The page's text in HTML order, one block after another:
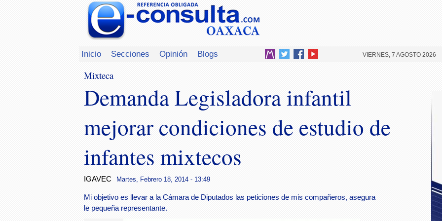
Inicio Secciones Opinión Blogs VIERNES, 7 AGOSTO 2026
Mixteca
Demanda Legisladora infantil
mejorar condiciones de estudio de
infantes mixtecos
IGAVEC Martes, Febrero 18, 2014 - 13:49
Mi objetivo es llevar a la Cámara de Diputados las peticiones de mis compañeros, asegura
le pequeña representante.